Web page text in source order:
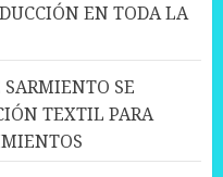
EN TODA LA
SE
TEXTIL PARA